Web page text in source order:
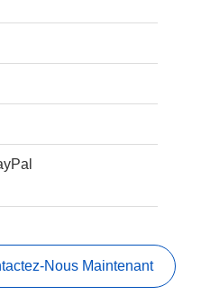
Nous Maintenant